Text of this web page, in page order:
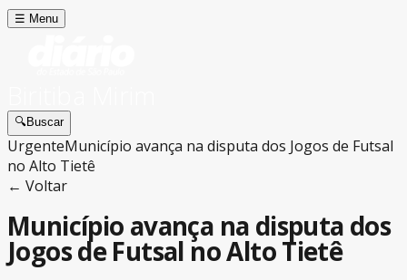
☰ Menu
🔍Buscar
UrgenteMunicípio avança na disputa dos Jogos de Futsal
no Alto Tietê
← Voltar
Município avança na disputa dos
Jogos de Futsal no Alto Tietê